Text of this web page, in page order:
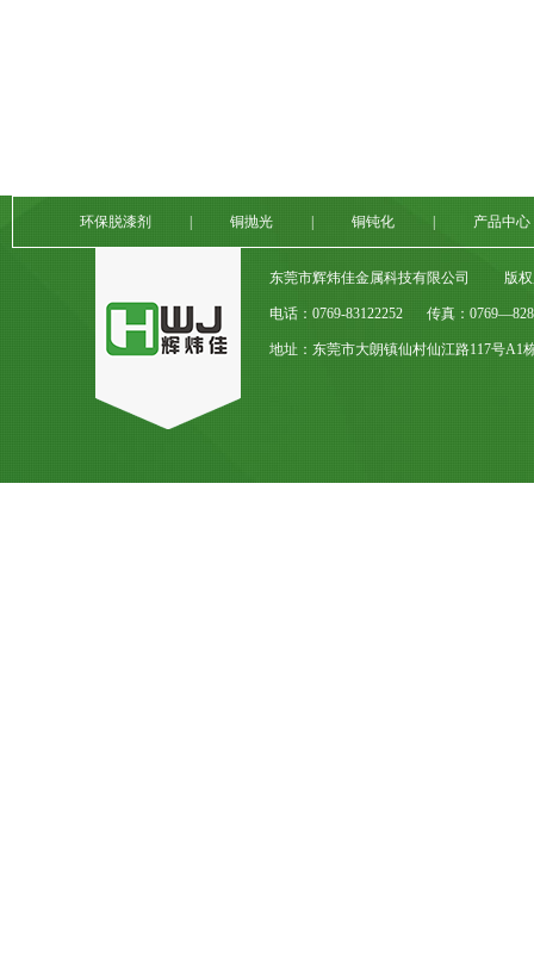
环保脱漆剂 铜抛光 铜钝化 产品中心
东莞市辉炜佳金属科技有限公司 版
电话：0769-83122252 传真：
地址：东莞市大朗镇仙村仙江路117号A1